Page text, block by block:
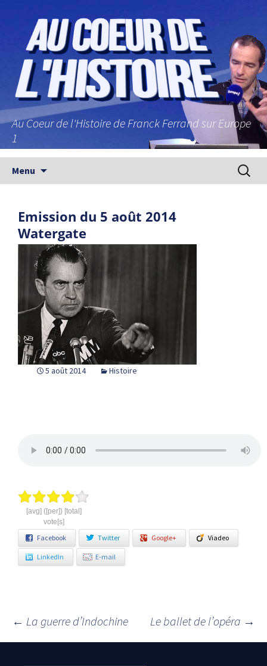
Au Coeur de l'Histoire de Franck Ferrand sur Europe
1
Menu
Emission du 5 août 2014
Watergate
5 août 2014 Histoire
[avg] ([per]) [total]
vote[s]
Facebook Twitter Google+ Viadeo
LinkedIn E-mail
Navigation des articles
← La guerre d’Indochine Le ballet de l’opéra →